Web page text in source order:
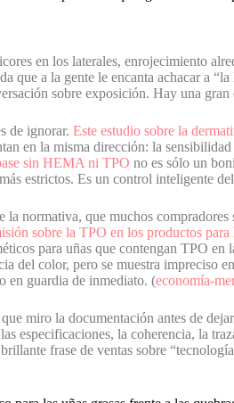
en los laterales, enrojecimiento
que a la gente le encanta achacar a
sobre exposición. Hay una gran
de ignorar. Este estudio sobre la
en la misma dirección: la
sin HEMA ni TPO no es sólo un
estrictos. Es un control inteligente
normativa, que muchos
sobre la TPO en los productos para
para uñas que contengan TPO en
del color, pero se muestra impreciso
en guardia de inmediato. (economía-
miro la documentación antes de
especificaciones, la coherencia, la
frase de ventas sobre